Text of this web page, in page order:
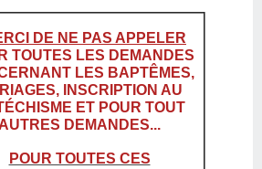
DE NE PAS APPELER
TOUTES LES DEMANDES
LES BAPTÊMES,
INSCRIPTION AU
ET POUR TOUT
AUTRES DEMANDES...
POUR TOUTES CES